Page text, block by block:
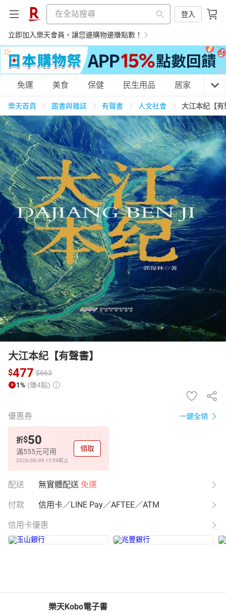
登入
立即加入樂天會員，讓您邊購物邊賺點數！
購物網分類
天天免運 美食蛋糕 養生保健 民生用品
居家生活 3C家電 運動休閒 親子玩具
女裝 男裝 化妝保養 情趣用品
日本購物 電子/紙本書
HOT
免運 美食 保健 民生用品 居家 3C
樂天首頁 圖書與雜誌 有聲書 人文社會 大江本纪【有
大江本纪【有聲書】
$477 $663
1% (賺4點)
優惠券 一鍵全領
折$50
滿555元可用
2026/08/09 15:59截止
領取
配送 無實體配送 免運
付款 信用卡／LINE Pay／AFTEE／ATM
信用卡優惠
樂天Kobo電子書